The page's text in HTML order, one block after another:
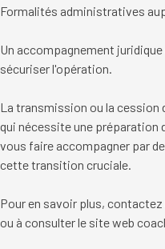
Formalités administratives
Un accompagnement
sécuriser l'opération.
La transmission ou la cession
qui nécessite une préparation
vous faire accompagner par
cette transition cruciale.
Pour en savoir plus, contactez
ou à consulter le site web